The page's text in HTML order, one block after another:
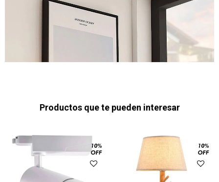
Productos que te pueden interesar